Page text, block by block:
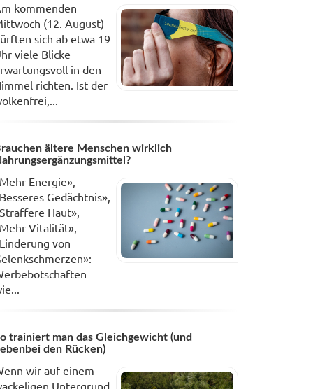
kommenden
(12. August)
sich ab etwa 19
viele Blicke
in den
richten. Ist der
ältere Menschen wirklich
Energie»,
Gedächtnis»,
Haut»,
Vitalität»,
von
trainiert man das Gleichgewicht (und
den Rücken)
wir auf einem
Untergrund